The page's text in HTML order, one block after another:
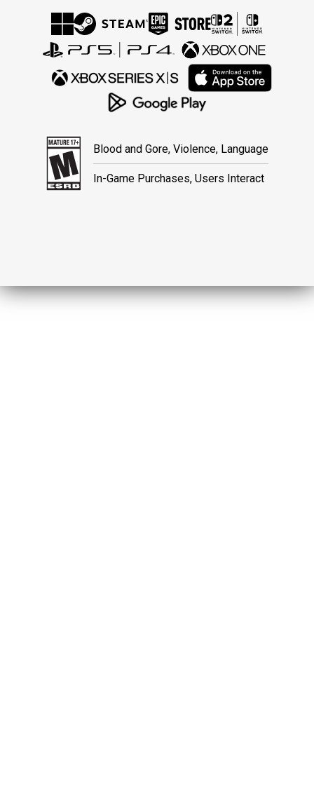
Blood and Gore, Violence, Language
In-Game Purchases, Users Interact